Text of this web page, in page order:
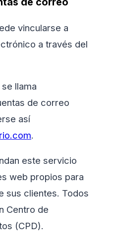
vincularse a
a través del
llama
de correo
así
.
este servicio
web propios para
sus clientes. Todos
Centro de
(CPD).